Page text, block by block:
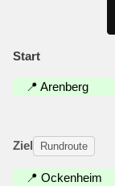
Start
📍 Arenberg
Ziel Rundroute
📍 Ockenheim